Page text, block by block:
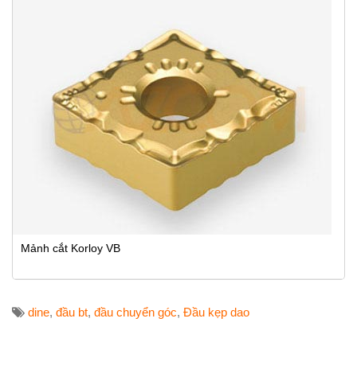
Mảnh cắt Korloy VB
dine, đầu bt, đầu chuyển góc, Đầu kẹp dao